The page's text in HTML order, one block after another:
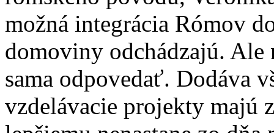
možná integrácia Rómov
domoviny odchádzajú. Ale
sama odpovedať. Dodáva
vzdelávacie projekty majú